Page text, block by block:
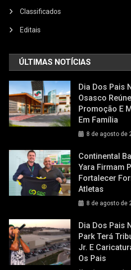
Classificados
Editais
ÚLTIMAS NOTÍCIAS
Dia Dos Pais
Osasco
Promoção E
Em Família
8 de agosto de
Continental
Yara Firmam
Fortalecer
Atletas
8 de agosto de
Dia Dos Pais
Park Terá
Jr. E
Os Pais